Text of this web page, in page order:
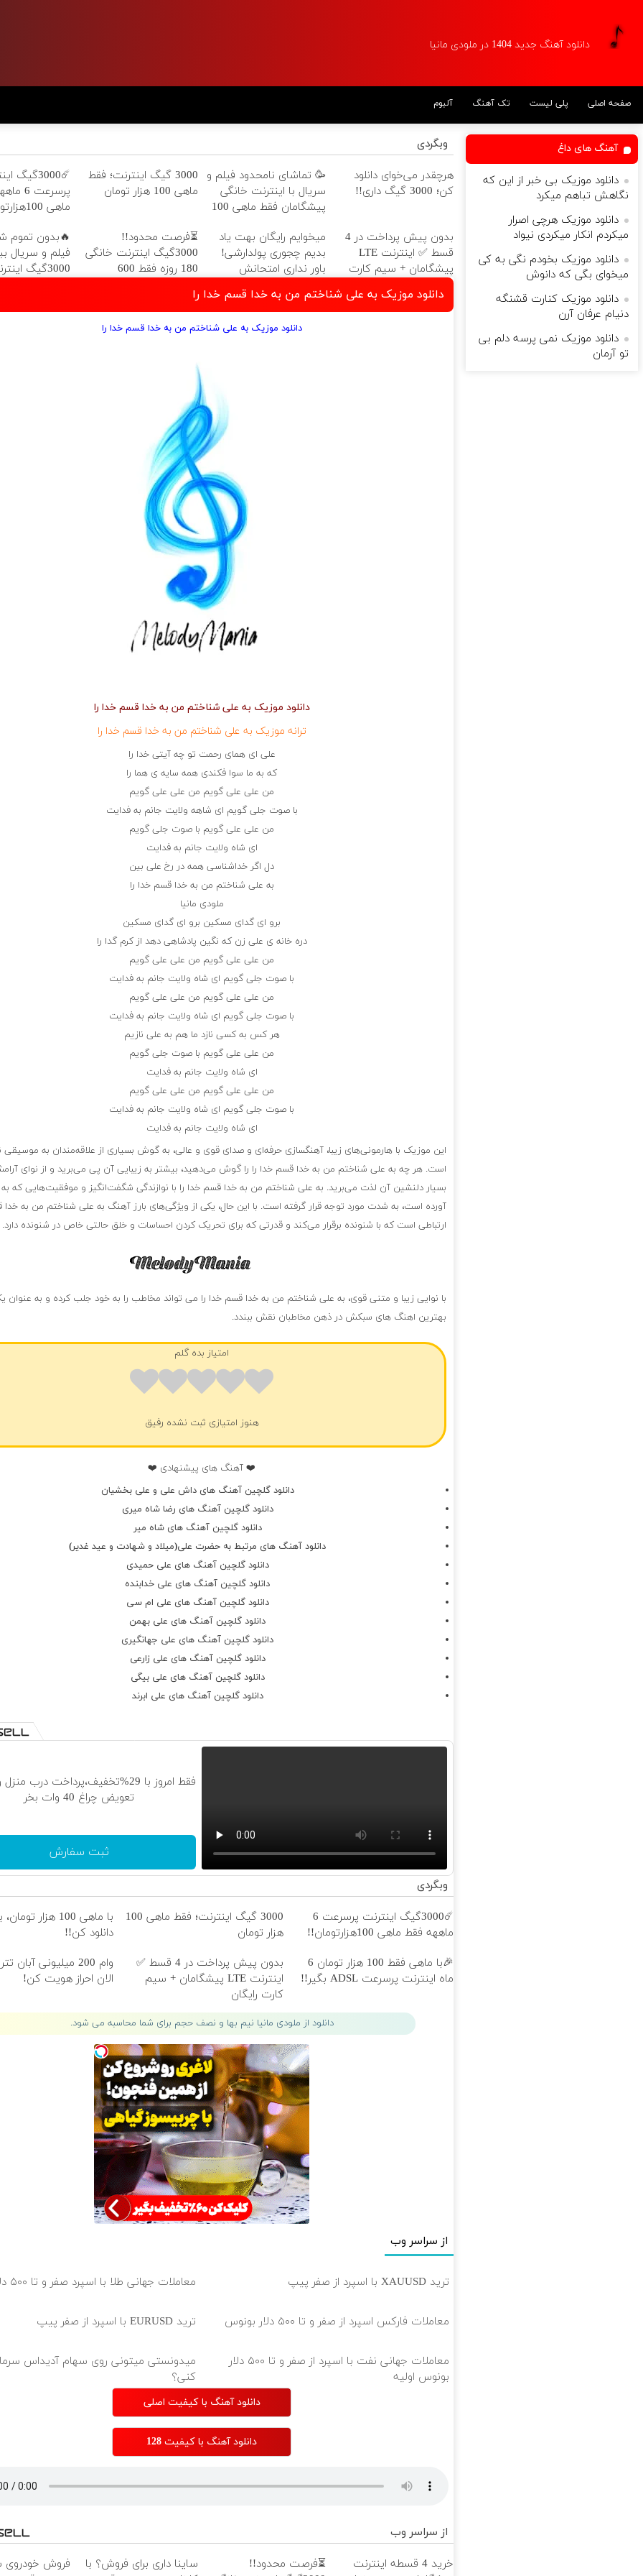
دانلود آهنگ جدید 1404 در ملودی مانیا
صفحه اصلی پلی لیست تک آهنگ آلبوم
وبگردی
هرچقدر می‌خوای دانلود
کن؛ 3000 گیگ داری!!
🥳 تماشای نامحدود فیلم و
سریال با اینترنت خانگی
پیشگامان فقط ماهی 100
3000 گیگ اینترنت؛ فقط
ماهی 100 هزار تومان
☄️3000گیگ
پرسرعت
ماهی 100هزارتومان!!
بدون پیش پرداخت در 4
قسط ✅ اینترنت LTE
پیشگامان + سیم کارت
رایگان
میخوایم رایگان بهت یاد
بدیم چجوری پولدارشی!
باور نداری امتحانش
⏳فرصت محدود!!
3000گیگ اینترنت خانگی
180 روزه فقط 600
🔥بدون تموم
فیلم و سریال
3000گیگ
دانلود موزیک به علی شناختم من به خدا قسم خدا را
دانلود موزیک به علی شناختم من به خدا قسم خدا را
دانلود موزیک به علی شناختم من به خدا قسم خدا را
ترانه موزیک به علی شناختم من به خدا قسم خدا را
علی ای همای رحمت تو چه آیتی خدا را
که به ما سوا فکندی همه سایه ی هما را
من علی علی گویم من علی علی گویم
با صوت جلی گویم ای شاهه ولایت جانم به فدایت
من علی علی گویم با صوت جلی گویم
ای شاه ولایت جانم به فدایت
دل اگر خداشناسی همه در رخ علی بین
به علی شناختم من به خدا قسم خدا را
ملودی مانیا
برو ای گدای مسکین برو ای گدای مسکین
دره خانه ی علی زن که نگین پادشاهی دهد از کرم گدا را
من علی علی گویم من علی علی گویم
با صوت جلی گویم ای شاه ولایت جانم به فدایت
من علی علی گویم من علی علی گویم
با صوت جلی گویم ای شاه ولایت جانم به فدایت
هر کس به کسی نازد ما هم به علی نازیم
من علی علی گویم با صوت جلی گویم
ای شاه ولایت جانم به فدایت
من علی علی گویم من علی علی گویم
با صوت جلی گویم ای شاه ولایت جانم به فدایت
ای شاه ولایت جانم به فدایت
این موزیک با هارمونی‌های زیبا، آهنگسازی حرفه‌ای و صدای قوی و عالی، به گوش بسیاری از علاقه‌مندان به موسیقی
است. هر چه به علی شناختم من به خدا قسم خدا را را گوش می‌دهید، بیشتر به زیبایی آن پی می‌برید و از نوای
بسیار دلنشین آن لذت می‌برید. به علی شناختم من به خدا قسم خدا را با نوازندگی شگفت‌انگیز و موفقیت‌هایی که
آورده است، به شدت مورد توجه قرار گرفته است. با این حال، یکی از ویژگی‌های بارز آهنگ به علی شناختم من به خدا
ارتباطی است که با شنونده برقرار می‌کند و قدرتی که برای تحریک کردن احساسات و خلق حالتی خاص در شنونده دارد.
با نوایی زیبا و متنی قوی، به علی شناختم من به خدا قسم خدا را می تواند مخاطب را به خود جلب کرده و به عنوان
بهترین اهنگ های سبکش در ذهن مخاطبان نقش ببندد.
امتیاز بده گلم
هنوز امتیازی ثبت نشده رفیق
❤️ آهنگ های پیشنهادی ❤️
دانلود گلچین آهنگ های داش علی و علی بخشیان
دانلود گلچین آهنگ های رضا شاه میری
دانلود گلچین آهنگ های شاه میر
دانلود آهنگ های مرتبط به حضرت علی(میلاد و شهادت و عید غدیر)
دانلود گلچین آهنگ های علی حمیدی
دانلود گلچین آهنگ های علی خدابنده
دانلود گلچین آهنگ های علی ام سی
دانلود گلچین آهنگ های علی بهمن
دانلود گلچین آهنگ های علی جهانگیری
دانلود گلچین آهنگ های علی زارعی
دانلود گلچین آهنگ های علی بیگی
دانلود گلچین آهنگ های علی ابرند
فقط امروز با 29%تخفیف،پرداخت درب
تعویض چراغ 40 وات بخر
ثبت سفارش
وبگردی
☄️3000گیگ اینترنت پرسرعت 6
ماههه فقط ماهی 100هزارتومان!!
3000 گیگ اینترنت؛ فقط ماهی 100
هزار تومان
با ماهی 100 هزار
دانلود کن!!
🎉با ماهی فقط 100 هزار تومان 6
ماه اینترنت پرسرعت ADSL بگیر!!
بدون پیش پرداخت در 4 قسط ✅
اینترنت LTE پیشگامان + سیم
کارت رایگان
وام 200 میلیونی
الان احراز هویت کن!
دانلود از ملودی مانیا نیم بها و نصف حجم برای شما محاسبه می شود.
از سراسر وب
ترید XAUUSD با اسپرد از صفر پیپ معاملات جهانی طلا با اسپرد صفر و تا ۵۰۰ دلار بونوس
معاملات فارکس اسپرد از صفر و تا ۵۰۰ دلار بونوس ترید EURUSD با اسپرد از صفر پیپ
معاملات جهانی نفت با اسپرد از صفر و تا ۵۰۰ دلار
بونوس اولیه
میدونستی میتونی روی سهام آدیداس
کنی؟
دانلود آهنگ با کیفیت اصلی
دانلود آهنگ با کیفیت 128
از سراسر وب
خرید 4 قسطه اینترنت
⏳فرصت محدود!!
ساینا داری برای فروش؟ با
فروش خودروی
آهنگ های داغ
دانلود موزیک بی خبر از این که
نگاهش تباهم میکرد
دانلود موزیک ﻫﺮﭼﻰ اﺻﺮار
ﻣﻴﻜﺮدم اﻧﻜﺎر ﻣﻴﻜﺮدی نیواد
دانلود موزیک بخودم نگی به کی
میخوای بگی که دانوش
دانلود موزیک کنارت قشنگه
دنیام عرفان آرن
دانلود موزیک نمی پرسه دلم بی
تو آرمان